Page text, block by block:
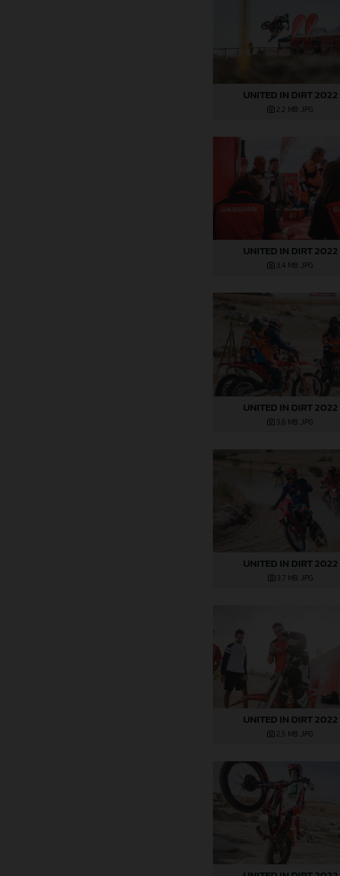
UNITED IN DIRT 2022
2,2 MB .JPG
UNITED IN DIRT 2022
3,4 MB .JPG
UNITED IN DIRT 2022
3,6 MB .JPG
UNITED IN DIRT 2022
3,7 MB .JPG
UNITED IN DIRT 2022
2,5 MB .JPG